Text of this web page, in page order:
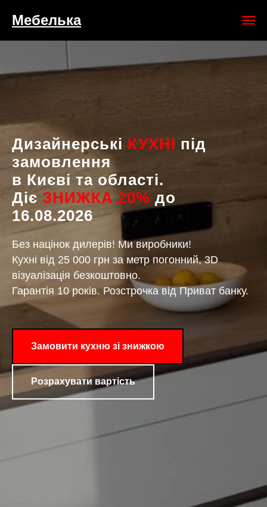
Мебелька
Дизайнерські КУХНІ під
замовлення
в Києві та області.
Діє ЗНИЖКА 20% до
16.08.2026
Без націнок дилерів! Ми виробники!
Кухні від 25 000 грн за метр погонний, 3D
візуалізація безкоштовно.
Гарантія 10 років. Розстрочка від Приват банку.
Замовити кухню зі знижкою
Розрахувати вартість